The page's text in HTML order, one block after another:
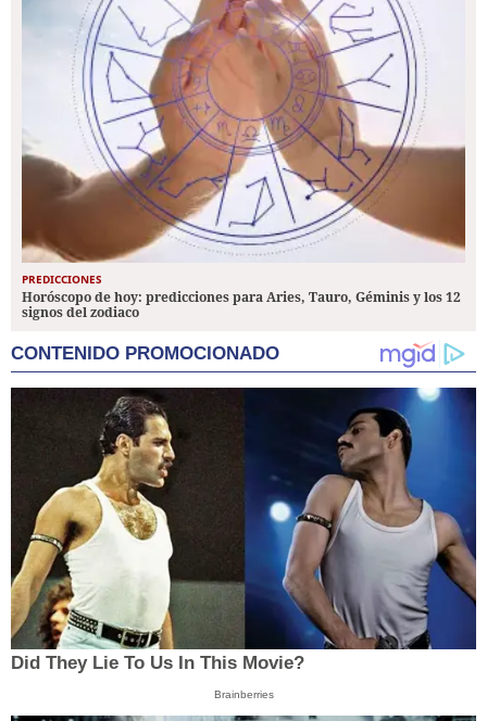
PREDICCIONES
Horóscopo de hoy: predicciones para Aries, Tauro, Géminis y los 12
signos del zodiaco
CONTENIDO PROMOCIONADO
Did They Lie To Us In This Movie?
Brainberries